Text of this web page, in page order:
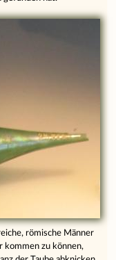
römische Männer
kommen zu können,